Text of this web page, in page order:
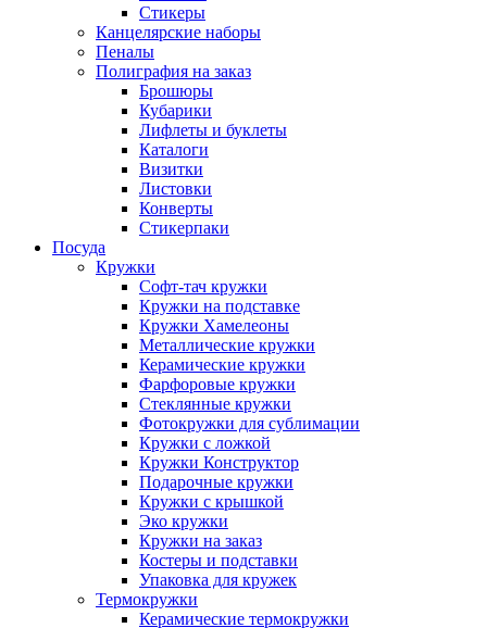
Стикеры
Канцелярские наборы
Пеналы
Полиграфия на заказ
Брошюры
Кубарики
Лифлеты и буклеты
Каталоги
Визитки
Листовки
Конверты
Стикерпаки
Посуда
Кружки
Софт-тач кружки
Кружки на подставке
Кружки Хамелеоны
Металлические кружки
Керамические кружки
Фарфоровые кружки
Стеклянные кружки
Фотокружки для сублимации
Кружки с ложкой
Кружки Конструктор
Подарочные кружки
Кружки с крышкой
Эко кружки
Кружки на заказ
Костеры и подставки
Упаковка для кружек
Термокружки
Керамические термокружки